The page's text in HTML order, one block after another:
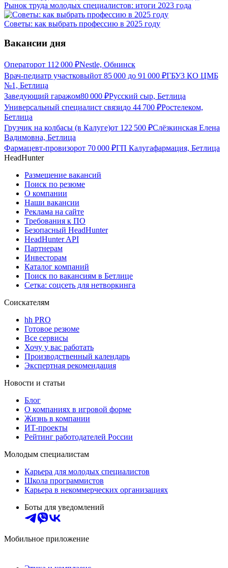
Рынок труда молодых специалистов: итоги 2023 года
Советы: как выбрать профессию в 2025 году
Вакансии дня
Операторот 112 000 ₽Nestle, Обнинск
Врач-педиатр участковыйот 85 000 до 91 000 ₽ГБУЗ КО ЦМБ
№1, Бетлица
Заведующий гаражом80 000 ₽Русский сыр, Бетлица
Универсальный специалист связидо 44 700 ₽Ростелеком,
Бетлица
Грузчик на колбасы (в Калуге)от 122 500 ₽Слёзкинская Елена
Вадимовна, Бетлица
Фармацевт-провизорот 70 000 ₽ГП Калугафармация, Бетлица
HeadHunter
Размещение вакансий
Поиск по резюме
О компании
Наши вакансии
Реклама на сайте
Требования к ПО
Безопасный HeadHunter
HeadHunter API
Партнерам
Инвесторам
Каталог компаний
Поиск по вакансиям в Бетлице
Сетка: соцсеть для нетворкинга
Соискателям
hh PRO
Готовое резюме
Все сервисы
Хочу у вас работать
Производственный календарь
Экспертная рекомендация
Новости и статьи
Блог
О компаниях в игровой форме
Жизнь в компании
ИТ-проекты
Рейтинг работодателей России
Молодым специалистам
Карьера для молодых специалистов
Школа программистов
Карьера в некоммерческих организациях
Боты для уведомлений
Мобильное приложение